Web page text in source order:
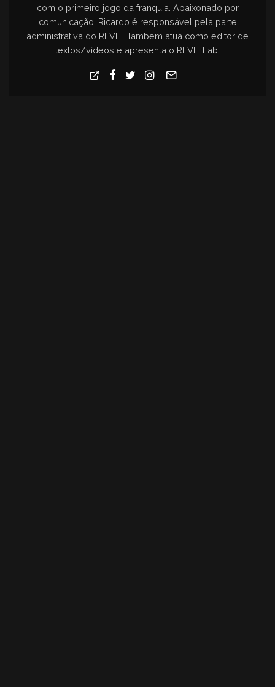
com o primeiro jogo da franquia. Apaixonado por
comunicação, Ricardo é responsável pela parte
administrativa do REVIL. Também atua como editor de
textos/vídeos e apresenta o REVIL Lab.